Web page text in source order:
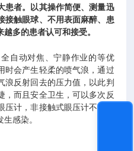
患者。以其操作简便、测量迅
接触眼球、不用表面麻醉、患
多的患者认可和接受。
自动对焦、宁静作业的等优
时会产生轻柔的喷气浪，通过
浪反射回去的压力值，以此判
，而且安全卫生，可以多次反
计，非接触式眼压计不直接
感染。